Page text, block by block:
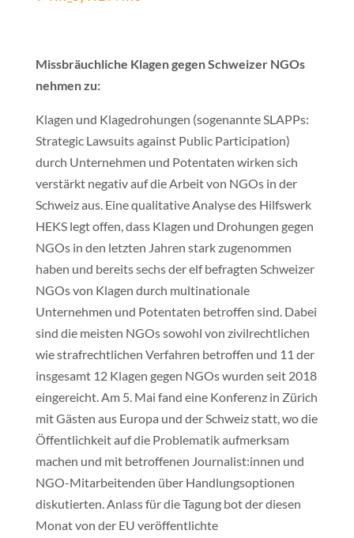
Missbräuchliche Klagen gegen Schweizer NGOs
nehmen zu:
Klagen und Klagedrohungen (sogenannte SLAPPs:
Strategic Lawsuits against Public Participation)
durch Unternehmen und Potentaten wirken sich
verstärkt negativ auf die Arbeit von NGOs in der
Schweiz aus. Eine qualitative Analyse des Hilfswerk
HEKS legt offen, dass Klagen und Drohungen gegen
NGOs in den letzten Jahren stark zugenommen
haben und bereits sechs der elf befragten Schweizer
NGOs von Klagen durch multinationale
Unternehmen und Potentaten betroffen sind. Dabei
sind die meisten NGOs sowohl von zivilrechtlichen
wie strafrechtlichen Verfahren betroffen und 11 der
insgesamt 12 Klagen gegen NGOs wurden seit 2018
eingereicht. Am 5. Mai fand eine Konferenz in Zürich
mit Gästen aus Europa und der Schweiz statt, wo die
Öffentlichkeit auf die Problematik aufmerksam
machen und mit betroffenen Journalist:innen und
NGO-Mitarbeitenden über Handlungsoptionen
diskutierten. Anlass für die Tagung bot der diesen
Monat von der EU veröffentlichte